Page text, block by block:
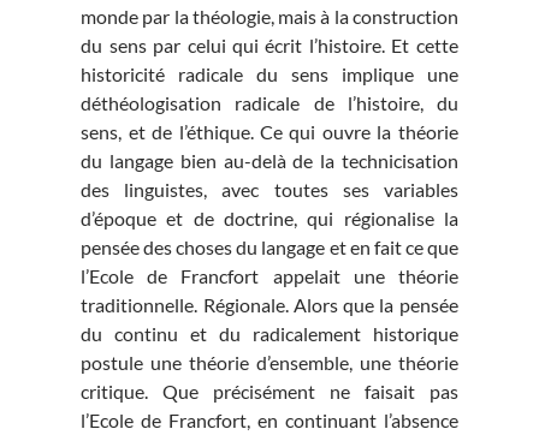
monde par la théologie, mais à la construction
du sens par celui qui écrit l’histoire. Et cette
historicité radicale du sens implique une
déthéologisation radicale de l’histoire, du
sens, et de l’éthique. Ce qui ouvre la théorie
du langage bien au-delà de la technicisation
des linguistes, avec toutes ses variables
d’époque et de doctrine, qui régionalise la
pensée des choses du langage et en fait ce que
l’Ecole de Francfort appelait une théorie
traditionnelle. Régionale. Alors que la pensée
du continu et du radicalement historique
postule une théorie d’ensemble, une théorie
critique. Que précisément ne faisait pas
l’Ecole de Francfort, en continuant l’absence